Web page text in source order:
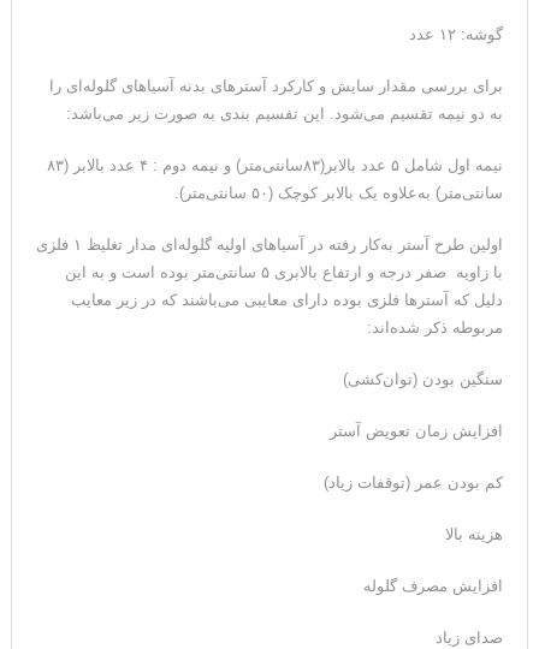
گوشه: ۱۲ عدد
برای بررسی مقدار سایش و کارکرد آسترهای بدنه آسیاهای گلوله‌ای را
به دو نیمه تقسیم می‌شود. این تفسیم بندی به صورت زیر می‌باشد:
نیمه اول شامل ۵ عدد بالابر(۸۳سانتی‌متر) و نیمه دوم : ۴ عدد بالابر (۸۳
سانتی‌متر) به‌علاوه یک بالابر کوچک (۵۰ سانتی‌متر).
اولین طرح آستر به‌کار رفته در آسیاهای اولیه گلوله‌ای مدار تغلیظ ۱ فلزی
با زاویه صفر درجه و ارتفاع بالابری ۵ سانتی‌متر بوده است و به این
دلیل که آسترها فلزی بوده دارای معایبی می‌باشند که در زیر معایب
مربوطه ذکر شده‌اند:
سنگین بودن (توان‌کشی)
افزایش زمان تعویض آستر
کم بودن عمر (توقفات زیاد)
هزینه بالا
افزایش مصرف گلوله‌
صدای زیاد